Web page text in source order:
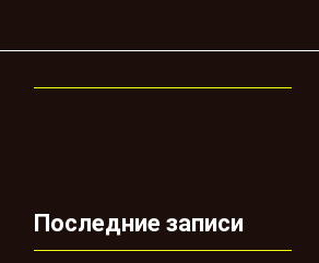
Последние записи